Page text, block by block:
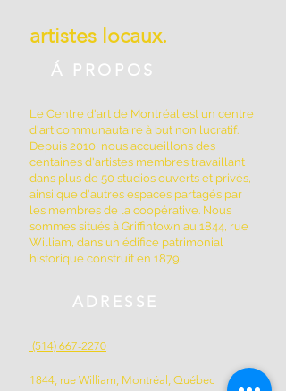
artistes locaux.
Á PROPOS
Le Centre d'art de Montréal est un centre
d'art communautaire à but non lucratif.
Depuis 2010, nous accueillons des
centaines d'artistes membres travaillant
dans plus de 50 studios ouverts et privés,
ainsi que d'autres espaces partagés par
les membres de la coopérative. Nous
sommes situés à Griffintown au 1844, rue
William, dans un édifice patrimonial
historique construit en 1879.
ADRESSE
(514) 667-2270
1844, rue William, Montréal, Québec